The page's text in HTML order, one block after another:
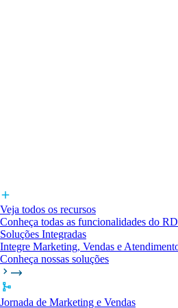
Veja todos os recursos
Conheça todas as funcionalidades do
Soluções Integradas
Integre Marketing, Vendas e
Conheça nossas soluções
Jornada de Marketing e Vendas